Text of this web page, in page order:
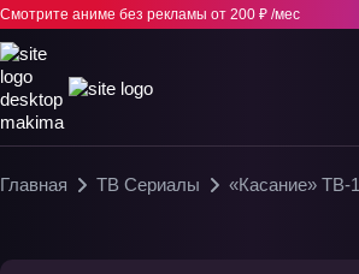
Смотрите аниме без рекламы от 200 ₽ /мес
Главная ТВ Сериалы «Касание» ТВ-1